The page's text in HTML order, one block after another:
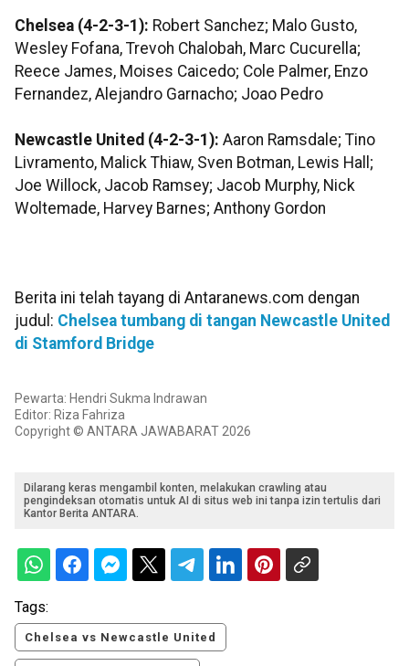
Chelsea (4-2-3-1): Robert Sanchez; Malo Gusto,
Wesley Fofana, Trevoh Chalobah, Marc Cucurella;
Reece James, Moises Caicedo; Cole Palmer, Enzo
Fernandez, Alejandro Garnacho; Joao Pedro
Newcastle United (4-2-3-1): Aaron Ramsdale; Tino
Livramento, Malick Thiaw, Sven Botman, Lewis Hall;
Joe Willock, Jacob Ramsey; Jacob Murphy, Nick
Woltemade, Harvey Barnes; Anthony Gordon
Berita ini telah tayang di Antaranews.com dengan
judul: Chelsea tumbang di tangan Newcastle United
di Stamford Bridge
Pewarta: Hendri Sukma Indrawan
Editor: Riza Fahriza
Copyright © ANTARA JAWABARAT 2026
Dilarang keras mengambil konten, melakukan crawling atau
pengindeksan otomatis untuk AI di situs web ini tanpa izin tertulis dari
Kantor Berita ANTARA.
Tags:
Chelsea vs Newcastle United